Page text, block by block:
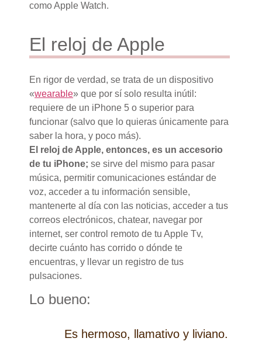
como Apple Watch.
El reloj de Apple
En rigor de verdad, se trata de un dispositivo
«wearable» que por sí solo resulta inútil:
requiere de un iPhone 5 o superior para
funcionar (salvo que lo quieras únicamente para
saber la hora, y poco más).
El reloj de Apple, entonces, es un accesorio
de tu iPhone; se sirve del mismo para pasar
música, permitir comunicaciones estándar de
voz, acceder a tu información sensible,
mantenerte al día con las noticias, acceder a tus
correos electrónicos, chatear, navegar por
internet, ser control remoto de tu Apple Tv,
decirte cuánto has corrido o dónde te
encuentras, y llevar un registro de tus
pulsaciones.
Lo bueno:
Es hermoso, llamativo y liviano.